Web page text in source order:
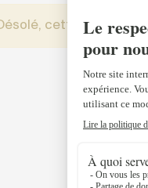
cette page